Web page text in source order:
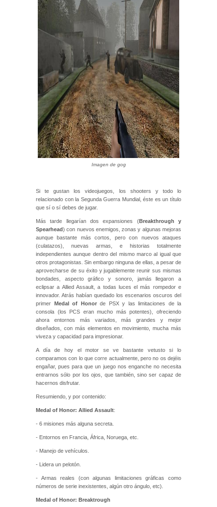
Imagen de gog
Si te gustan los videojuegos, los shooters y todo lo
relacionado con la Segunda Guerra Mundial, éste es un título
que sí o sí debes de jugar.
Más tarde llegarían dos expansiones (Breakthrough y
Spearhead) con nuevos enemigos, zonas y algunas mejoras
aunque bastante más cortos, pero con nuevos ataques
(culatazos), nuevas armas, e historias totalmente
independientes aunque dentro del mismo marco al igual que
otros protagonistas. Sin embargo ninguna de ellas, a pesar de
aprovecharse de su éxito y jugablemente reunir sus mismas
bondades, aspecto gráfico y sonoro, jamás llegaron a
eclipsar a Allied Assault, a todas luces el más rompedor e
innovador. Atrás habían quedado los escenarios oscuros del
primer Medal of Honor de PSX y las limitaciones de la
consola (los PCS eran mucho más potentes), ofreciendo
ahora entornos más variados, más grandes y mejor
diseñados, con más elementos en movimiento, mucha más
viveza y capacidad para impresionar.
A día de hoy el motor se ve bastante vetusto si lo
comparamos con lo que corre actualmente, pero no os dejéis
engañar, pues para que un juego nos enganche no necesita
entrarnos sólo por los ojos, que también, sino ser capaz de
hacernos disfrutar.
Resumiendo, y por contenido:
Medal of Honor: Allied Assault:
- 6 misiones más alguna secreta.
- Entornos en Francia, África, Noruega, etc.
- Manejo de vehículos.
- Lidera un pelotón.
- Armas reales (con algunas limitaciones gráficas como
números de serie inexistentes, algún otro ángulo, etc).
Medal of Honor: Breaktrough